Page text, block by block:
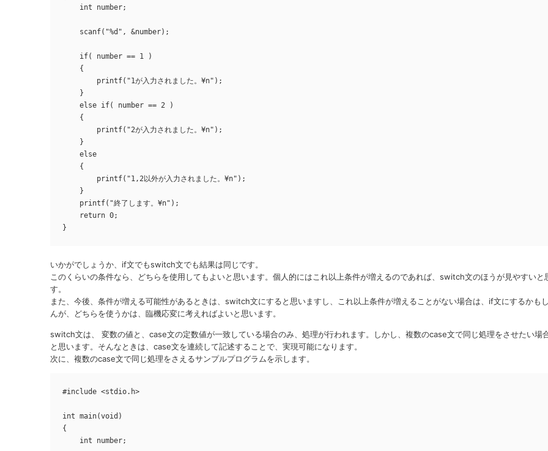
    int number;
    scanf("%d", &number);
    if( number == 1 )
    {
        printf("1が入力されました。¥n");
    }
    else if( number == 2 )
    {
        printf("2が入力されました。¥n");
    }
    else
    {
        printf("1,2以外が入力されました。¥n");
    }
    printf("終了します。¥n");
    return 0;
}
いかがでしょうか、if文でもswitch文でも結果は同じです。
このくらいの条件なら、どちらを使用してもよいと思います。個人的にはこれ以上条件が増えるのであれば、switch文のほうが見やすいと
す。
また、今後、条件が増える可能性があるときは、switch文にすると思いますし、これ以上条件が増えることがない場合は、if文にするかも
んが、どちらを使うかは、臨機応変に考えればよいと思います。
switch文は、 変数の値と、case文の定数値が一致している場合のみ、処理が行われます。しかし、複数のcase文で同じ処理をさせたい場
と思います。そんなときは、case文を連続して記述することで、実現可能になります。
次に、複数のcase文で同じ処理をさえるサンプルプログラムを示します。
#include <stdio.h>
int main(void)
{
    int number;